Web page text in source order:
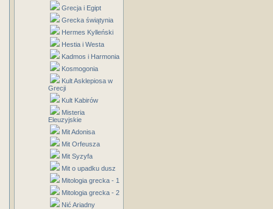
Grecja i Egipt
Grecka świątynia
Hermes Kylleński
Hestia i Westa
Kadmos i Harmonia
Kosmogonia
Kult Asklepiosa w
Grecji
Kult Kabirów
Misteria
Eleuzyjskie
Mit Adonisa
Mit Orfeusza
Mit Syzyfa
Mit o upadku dusz
Mitologia grecka - 1
Mitologia grecka - 2
Nić Ariadny